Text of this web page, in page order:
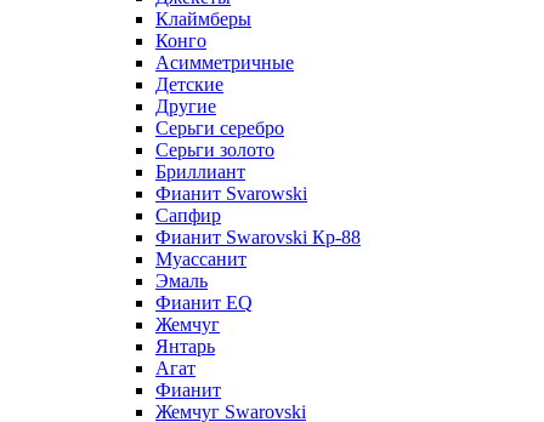
Клаймберы
Конго
Асимметричные
Детские
Другие
Серьги серебро
Серьги золото
Бриллиант
Фианит Svarowski
Сапфир
Фианит Swarovski Кр-88
Муассанит
Эмаль
Фианит EQ
Жемчуг
Янтарь
Агат
Фианит
Жемчуг Swarovski